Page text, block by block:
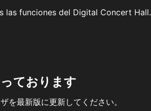
las funciones del Digital Concert Hall.
ております
を最新版に更新してください。